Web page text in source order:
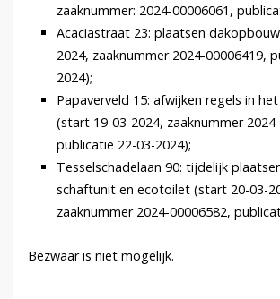
zaaknummer: 2024-00006061,
Acaciastraat 23: plaatsen
2024, zaaknummer 2024-00006419,
2024);
Papaverveld 15: afwijken regels in
(start 19-03-2024, zaaknummer
publicatie 22-03-2024);
Tesselschadelaan 90: tijdelijk
schaftunit en ecotoilet (start 20-03-
zaaknummer 2024-00006582,
Bezwaar is niet mogelijk.